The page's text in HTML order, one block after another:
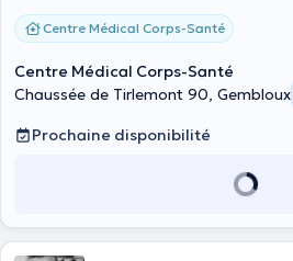
Centre Médical Corps-Santé
Centre Médical Corps-Santé
Chaussée de Tirlemont 90, Gembloux
Prochaine disponibilité